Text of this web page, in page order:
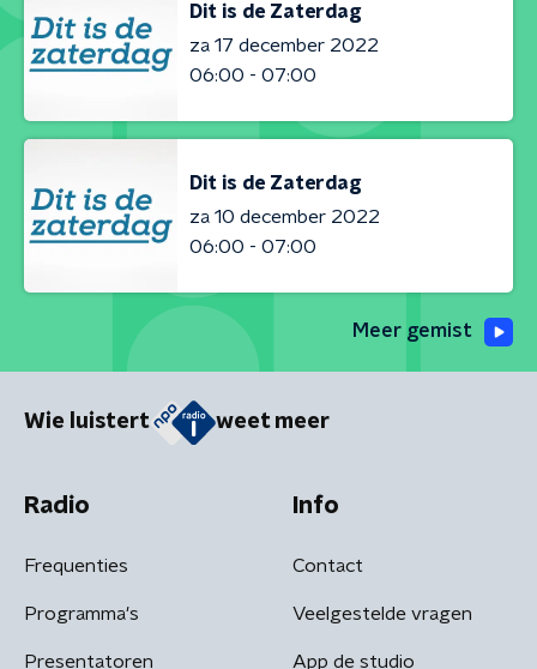
Dit is de Zaterdag
za 17 december 2022
06:00 - 07:00
Dit is de Zaterdag
za 10 december 2022
06:00 - 07:00
Meer gemist
Wie luistert weet meer
Radio
Frequenties
Programma's
Presentatoren
Info
Contact
Veelgestelde vragen
App de studio